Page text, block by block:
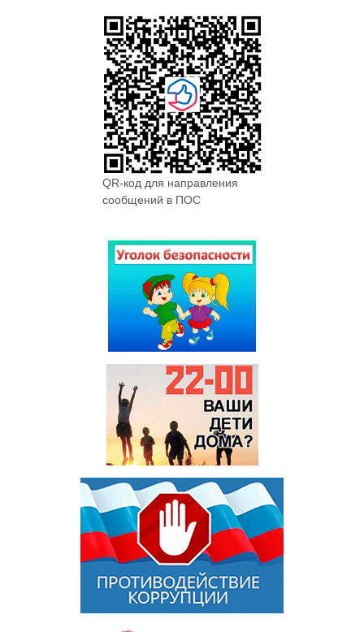
QR-код для направления
сообщений в ПОС